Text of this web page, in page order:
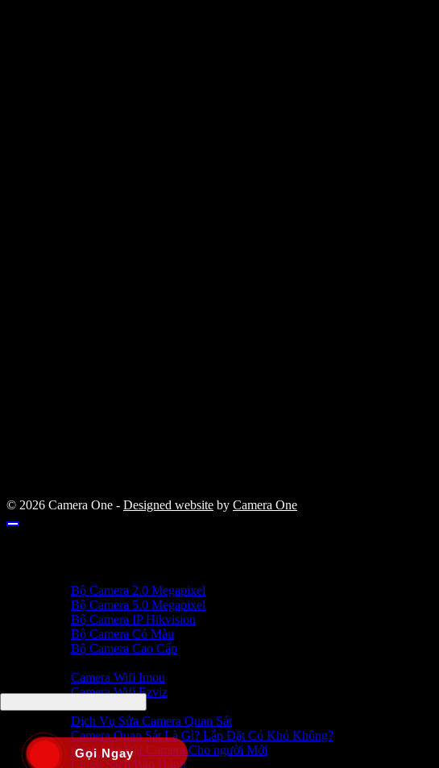
© 2026 Camera One - Designed website by Camera One
Bộ Camera 2.0 Megapixel
Bộ Camera 5.0 Megapixel
Bộ Camera IP Hikvision
Bộ Camera Có Màu
Bộ Camera Cao Cấp
Camera Wifi Imou
Camera Wifi Ezviz
Dịch Vụ Sửa Camera Quan Sát
Camera Quan Sát Là Gì? Lắp Đặt Có Khó Không?
Cách Lắp Đặt Camera Cho người Mới
Chính Sách Bảo Hành
Gọi Ngay